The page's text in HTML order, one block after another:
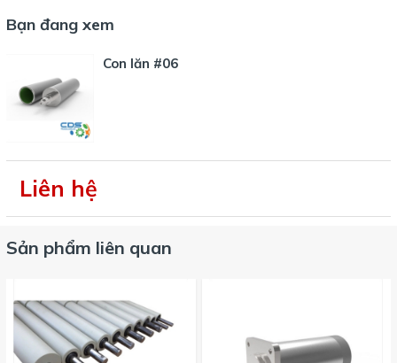
Bạn đang xem
Con lăn #06
Liên hệ
Sản phẩm liên quan